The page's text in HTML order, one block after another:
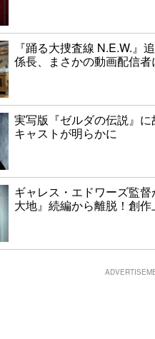
『踊る大捜査線 N.E.W.
係長、まさかの動画配信者
実写版『ゼルダの伝説』
キャストが明らかに
ギャレス・エドワーズ監
大地』続編から離脱！創